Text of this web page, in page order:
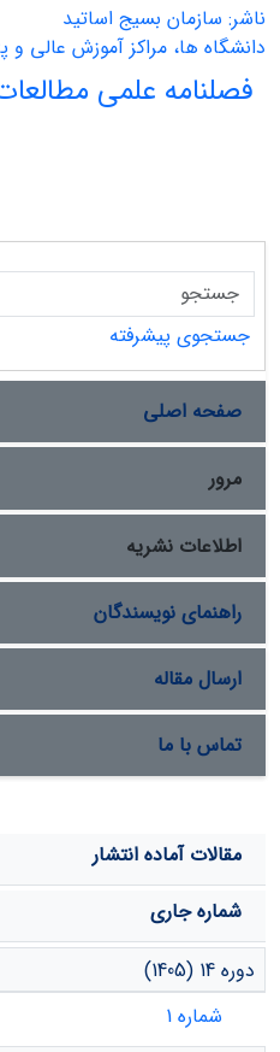
ناشر: سازمان بسیج اساتید
دانشگاه ها، مراکز آموزش عالی
فصلنامه علمی
جستجوی پیشرفته
صفحه اصلی
مرور
اطلاعات نشریه
راهنمای نویسندگان
ارسال مقاله
تماس با ما
مقالات آماده انتشار
شماره جاری
دوره 14 (1405)
شماره 1